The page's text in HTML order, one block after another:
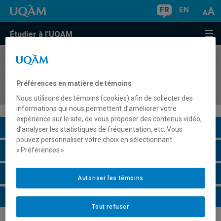
FR EN
Étudier à l'UQAM
COURS//
politiques publiques
Description du cours
Horaire - Été 2026
Horaire - Automne 2026
Horaire - Hiver 2027
Préférences en matière de témoins
Nous utilisons des témoins (cookies) afin de collecter des
informations qui nous permettent d’améliorer votre
expérience sur le site, de vous proposer des contenus vidéo,
d’analyser les statistiques de fréquentation, etc. Vous
pouvez personnaliser votre choix en sélectionnant
« Préférences ».
Tout refuser
Autoriser les témoins